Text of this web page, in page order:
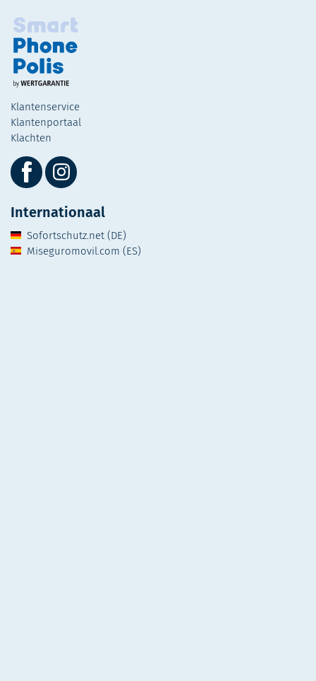
Klantenservice
Klantenportaal
Klachten
Internationaal
Sofortschutz.net (DE)
Miseguromovil.com (ES)